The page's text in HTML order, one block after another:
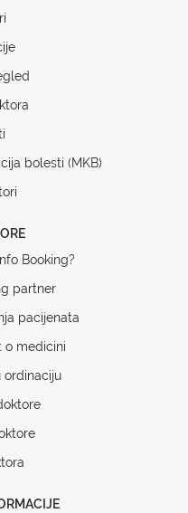
bolesti (MKB)
Booking?
partner
pacijenata
o medicini
ordinaciju